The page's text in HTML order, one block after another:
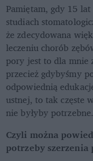
Pamiętam, gdy 15
studiach
że zdecydowana
leczeniu chorób
pory jest to dla mnie
przecież gdybyśmy
odpowiednią
ustnej, to tak częste
nie byłyby potrzebne.
Czyli można
potrzeby